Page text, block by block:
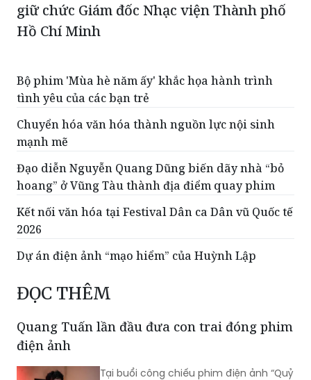
giữ chức Giám đốc Nhạc viện Thành phố
Hồ Chí Minh
Bộ phim 'Mùa hè năm ấy' khắc họa hành trình
tình yêu của các bạn trẻ
Chuyển hóa văn hóa thành nguồn lực nội sinh
mạnh mẽ
Đạo diễn Nguyễn Quang Dũng biến dãy nhà “bỏ
hoang” ở Vũng Tàu thành địa điểm quay phim
Kết nối văn hóa tại Festival Dân ca Dân vũ Quốc tế
2026
Dự án điện ảnh “mạo hiểm” của Huỳnh Lập
ĐỌC THÊM
Quang Tuấn lần đầu đưa con trai đóng phim
điện ảnh
Tại buổi công chiếu phim điện ảnh “Quỷ